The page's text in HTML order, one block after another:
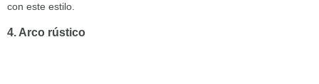
con este estilo.
4. Arco rústico